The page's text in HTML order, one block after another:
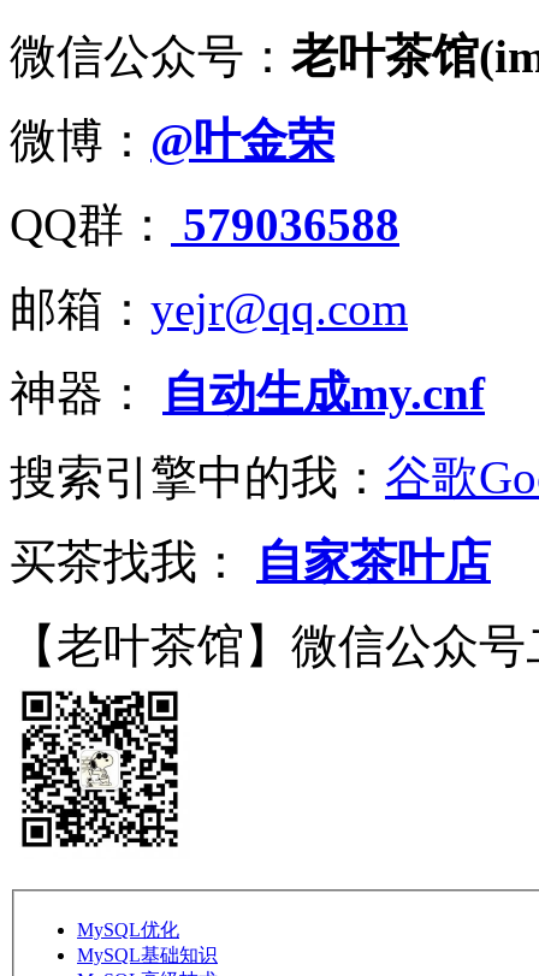
微信公众号： 老叶茶馆
微博： @叶金荣
QQ群：
579036588
邮箱： yejr@qq.com
神器：
自动生成my.cnf
搜索引擎中的我： 谷歌
买茶找我：
自家茶叶店
【老叶茶馆】微信公众
MySQL优化
MySQL基础知识